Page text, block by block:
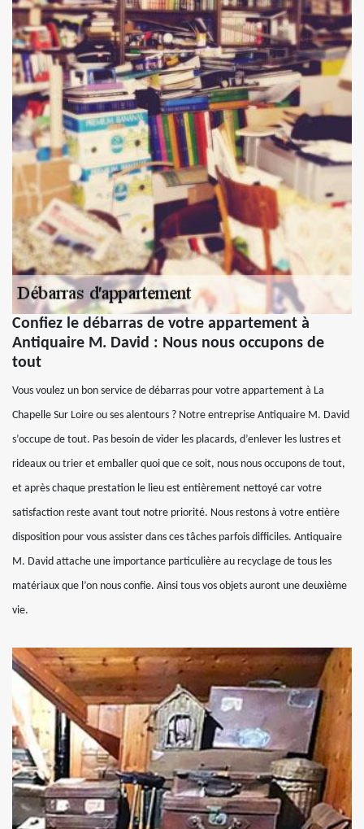
Confiez le débarras de votre appartement à
Antiquaire M. David : Nous nous occupons de
tout
Vous voulez un bon service de débarras pour votre appartement à La
Chapelle Sur Loire ou ses alentours ? Notre entreprise Antiquaire M. David
s’occupe de tout. Pas besoin de vider les placards, d’enlever les lustres et
rideaux ou trier et emballer quoi que ce soit, nous nous occupons de tout,
et après chaque prestation le lieu est entièrement nettoyé car votre
satisfaction reste avant tout notre priorité. Nous restons à votre entière
disposition pour vous assister dans ces tâches parfois difficiles. Antiquaire
M. David attache une importance particulière au recyclage de tous les
matériaux que l’on nous confie. Ainsi tous vos objets auront une deuxième
vie.